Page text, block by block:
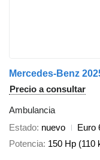
Mercedes-Benz
Precio a consultar
Ambulancia
Estado nuevo
Euro
Potencia 150 Hp (110